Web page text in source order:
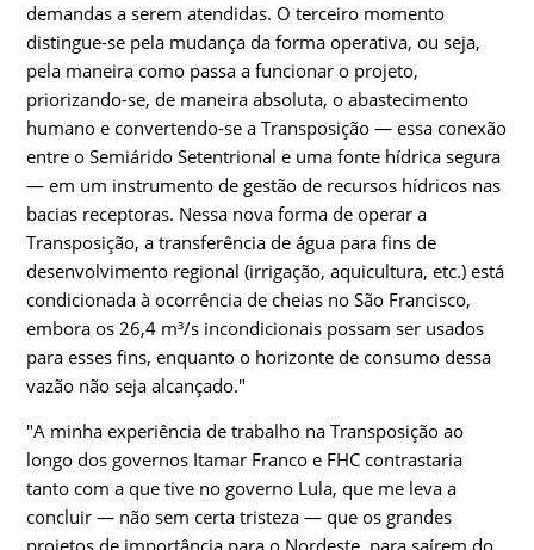
demandas a serem atendidas. O terceiro momento
distingue-se pela mudança da forma operativa, ou seja,
pela maneira como passa a funcionar o projeto,
priorizando-se, de maneira absoluta, o abastecimento
humano e convertendo-se a Transposição — essa conexão
entre o Semiárido Setentrional e uma fonte hídrica segura
— em um instrumento de gestão de recursos hídricos nas
bacias receptoras. Nessa nova forma de operar a
Transposição, a transferência de água para fins de
desenvolvimento regional (irrigação, aquicultura, etc.) está
condicionada à ocorrência de cheias no São Francisco,
embora os 26,4 m³/s incondicionais possam ser usados
para esses fins, enquanto o horizonte de consumo dessa
vazão não seja alcançado."
"A minha experiência de trabalho na Transposição ao
longo dos governos Itamar Franco e FHC contrastaria
tanto com a que tive no governo Lula, que me leva a
concluir — não sem certa tristeza — que os grandes